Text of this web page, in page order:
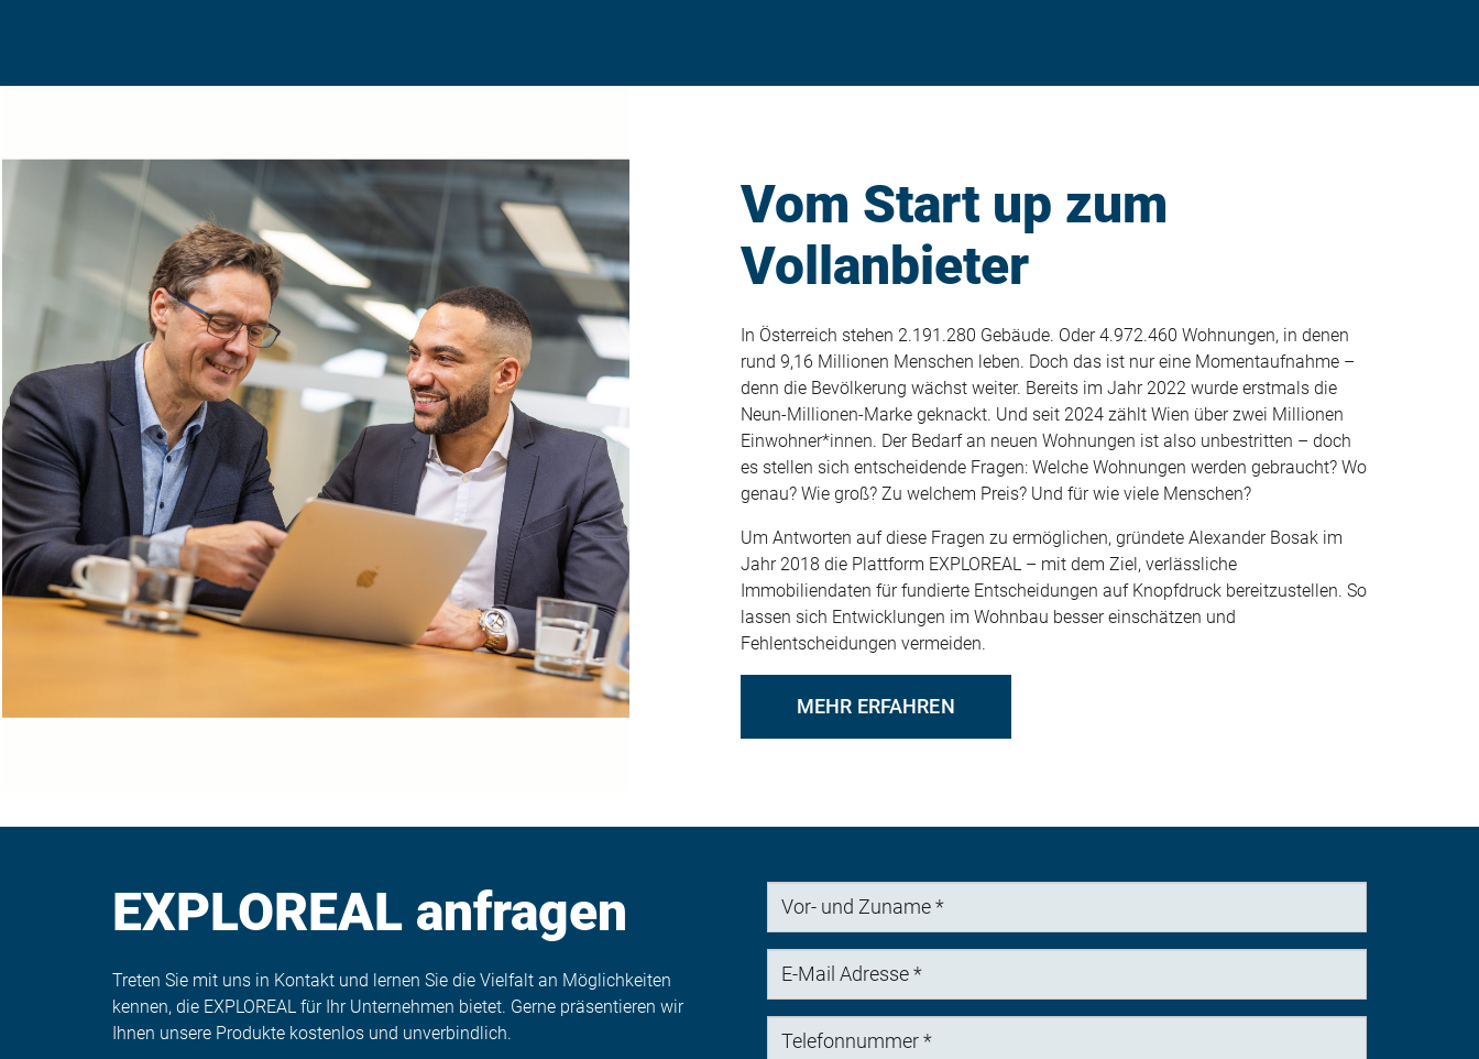
Vom Start up zum
Vollanbieter
In Österreich stehen 2.191.280 Gebäude. Oder 4.972.460 Wohnungen, in denen
rund 9,16 Millionen Menschen leben. Doch das ist nur eine Momentaufnahme –
denn die Bevölkerung wächst weiter. Bereits im Jahr 2022 wurde erstmals die
Neun-Millionen-Marke geknackt. Und seit 2024 zählt Wien über zwei Millionen
Einwohner*innen. Der Bedarf an neuen Wohnungen ist also unbestritten – doch
es stellen sich entscheidende Fragen: Welche Wohnungen werden gebraucht? Wo
genau? Wie groß? Zu welchem Preis? Und für wie viele Menschen?
Um Antworten auf diese Fragen zu ermöglichen, gründete Alexander Bosak im
Jahr 2018 die Plattform EXPLOREAL – mit dem Ziel, verlässliche
Immobiliendaten für fundierte Entscheidungen auf Knopfdruck bereitzustellen. So
lassen sich Entwicklungen im Wohnbau besser einschätzen und
Fehlentscheidungen vermeiden.
MEHR ERFAHREN
EXPLOREAL anfragen
Treten Sie mit uns in Kontakt und lernen Sie die Vielfalt an Möglichkeiten
kennen, die EXPLOREAL für Ihr Unternehmen bietet. Gerne präsentieren wir
Ihnen unsere Produkte kostenlos und unverbindlich.
und
Zuname
Mail
Adresse